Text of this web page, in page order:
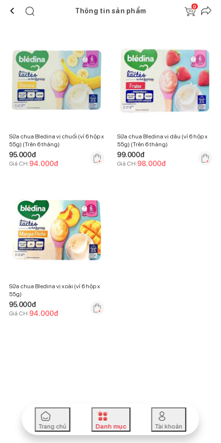
Thông tin sản phẩm
0
Sữa chua Bledina vị chuối (vỉ 6 hộp x
55g) (Trên 6 tháng)
95.000đ
Giá CH:94.000đ
Sữa chua Bledina vị dâu (vỉ 6 hộp x
55g) (Trên 6 tháng)
99.000đ
Giá CH:98.000đ
Sữa chua Bledina vị xoài (vỉ 6 hộp x
55g)
95.000đ
Giá CH:94.000đ
Trang chủ Danh mục Tài khoản